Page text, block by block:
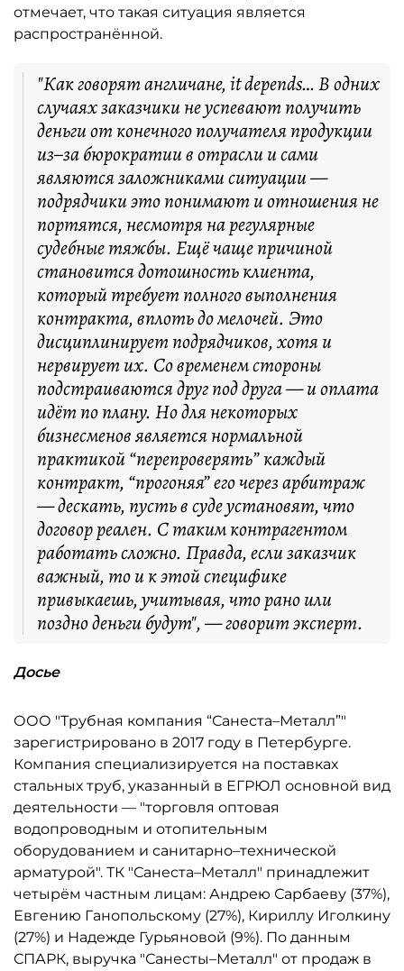
отмечает, что такая ситуация является
распространённой.
"Как говорят англичане, it depends… В одних
случаях заказчики не успевают получить
деньги от конечного получателя продукции
из–за бюрократии в отрасли и сами
являются заложниками ситуации —
подрядчики это понимают и отношения не
портятся, несмотря на регулярные
судебные тяжбы. Ещё чаще причиной
становится дотошность клиента,
который требует полного выполнения
контракта, вплоть до мелочей. Это
дисциплинирует подрядчиков, хотя и
нервирует их. Со временем стороны
подстраиваются друг под друга — и оплата
идёт по плану. Но для некоторых
бизнесменов является нормальной
практикой “перепроверять” каждый
контракт, “прогоняя” его через арбитраж
— дескать, пусть в суде установят, что
договор реален. С таким контрагентом
работать сложно. Правда, если заказчик
важный, то и к этой специфике
привыкаешь, учитывая, что рано или
поздно деньги будут", — говорит эксперт.
Досье
ООО "Трубная компания “Санеста–Металл”"
зарегистрировано в 2017 году в Петербурге.
Компания специализируется на поставках
стальных труб, указанный в ЕГРЮЛ основной вид
деятельности — "торговля оптовая
водопроводным и отопительным
оборудованием и санитарно–технической
арматурой". ТК "Санеста–Металл" принадлежит
четырём частным лицам: Андрею Сарбаеву (37%),
Евгению Ганопольскому (27%), Кириллу Иголкину
(27%) и Надежде Гурьяновой (9%). По данным
СПАРК, выручка "Санесты–Металл" от продаж в